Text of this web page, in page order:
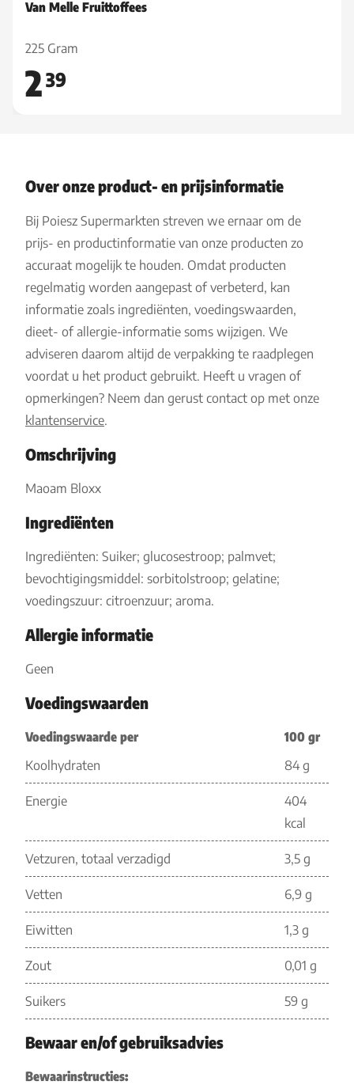
Van Melle Fruittoffees
225 Gram
239
Over onze product- en prijsinformatie
Bij Poiesz Supermarkten streven we ernaar om de
prijs- en productinformatie van onze producten zo
accuraat mogelijk te houden. Omdat producten
regelmatig worden aangepast of verbeterd, kan
informatie zoals ingrediënten, voedingswaarden,
dieet- of allergie-informatie soms wijzigen. We
adviseren daarom altijd de verpakking te raadplegen
voordat u het product gebruikt. Heeft u vragen of
opmerkingen? Neem dan gerust contact op met onze
klantenservice.
Omschrijving
Maoam Bloxx
Ingrediënten
Ingrediënten: Suiker; glucosestroop; palmvet;
bevochtigingsmiddel: sorbitolstroop; gelatine;
voedingszuur: citroenzuur; aroma.
Allergie informatie
Geen
Voedingswaarden
Voedingswaarde per
100 gr
Koolhydraten
84 g
Energie
404
kcal
Vetzuren, totaal verzadigd 3,5 g
Vetten 6,9 g
Eiwitten 1,3 g
Zout 0,01 g
Suikers 59 g
Bewaar en/of gebruiksadvies
Bewaarinstructies: